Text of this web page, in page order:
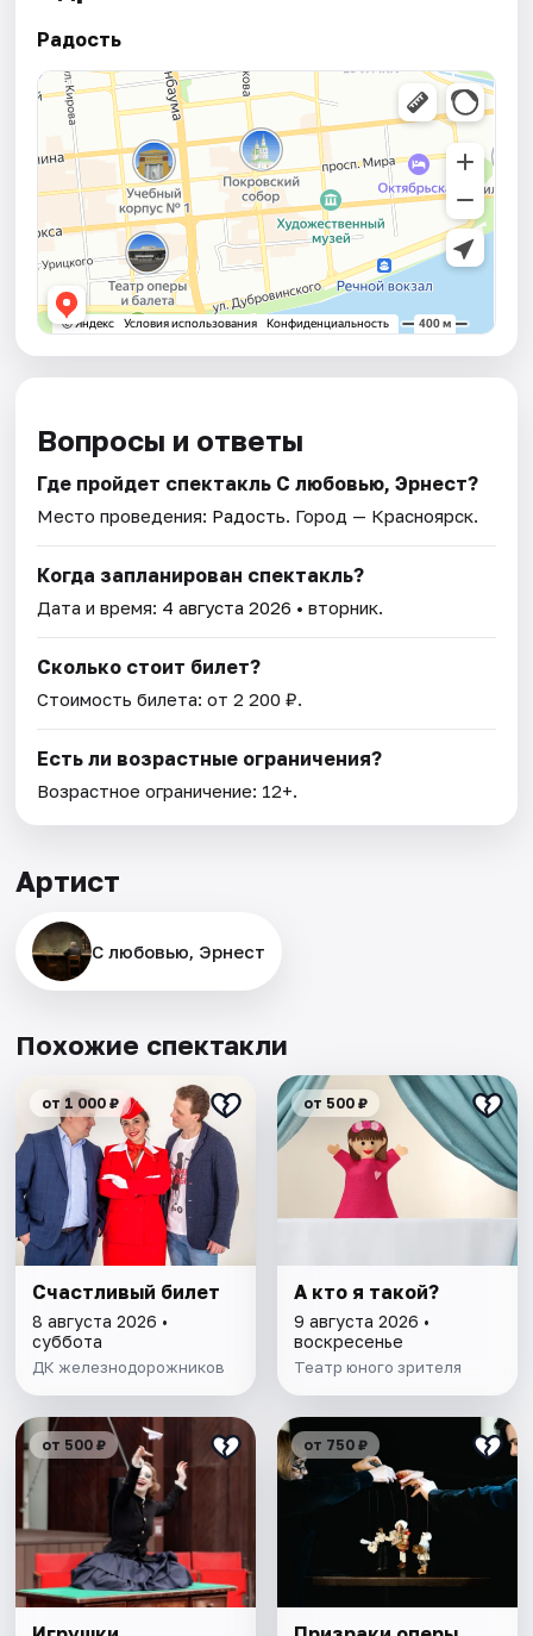
Радость
Вопросы и ответы
Где пройдет спектакль С любовью, Эрнест?
Место проведения: Радость. Город — Красноярск.
Когда запланирован спектакль?
Дата и время: 4 августа 2026 • вторник.
Сколько стоит билет?
Стоимость билета: от 2 200 ₽.
Есть ли возрастные ограничения?
Возрастное ограничение: 12+.
Артист
С любовью, Эрнест
Похожие спектакли
от 1 000 ₽
Счастливый билет
8 августа 2026 •
суббота
ДК железнодорожников
от 500 ₽
А кто я такой?
9 августа 2026 •
воскресенье
Театр юного зрителя
от 500 ₽ от 750 ₽